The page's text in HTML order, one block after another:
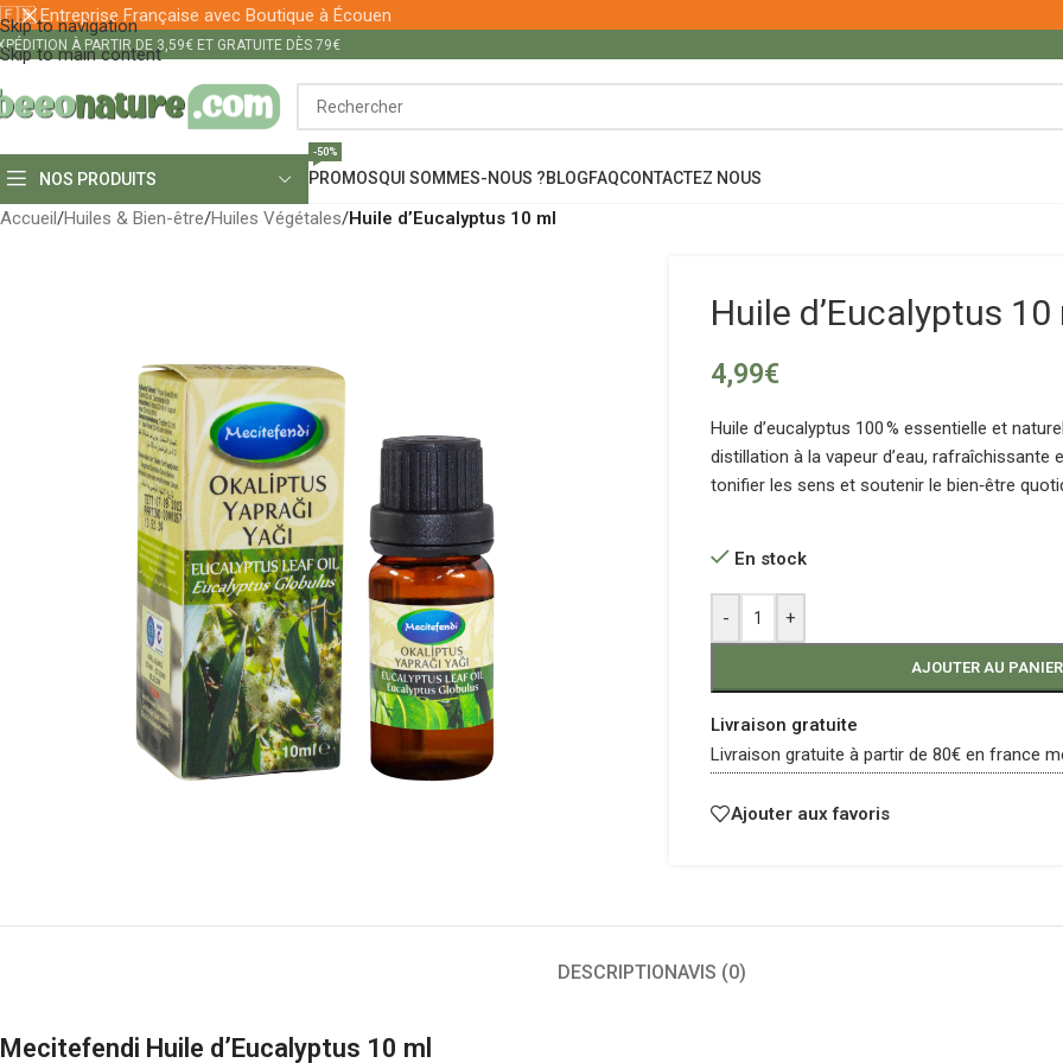
Skip to navigation
Skip to main content
🇫🇷 Entreprise Française avec Boutique à Écouen
À PARTIR DE 3,59€ ET GRATUITE DÈS 79€
NOS PRODUITS PROMOS
-50%
QUI SOMMES-NOUS ?BLOGFAQCONTACTEZ NOUS
Accueil/Huiles & Bien-être/Huiles Végétales/Huile d’Eucalyptus 10 ml
Huile d’Eucalyptus 10
4,99€
Huile d’eucalyptus 100 % essentielle et
distillation à la vapeur d’eau, rafraîchissante
tonifier les sens et soutenir le bien‑être
En stock
- +
AJOUTER AU PANIER
Livraison gratuite
Livraison gratuite à partir de 80€ en france
Ajouter aux favoris
DESCRIPTIONAVIS (0)
Mecitefendi Huile d’Eucalyptus 10 ml